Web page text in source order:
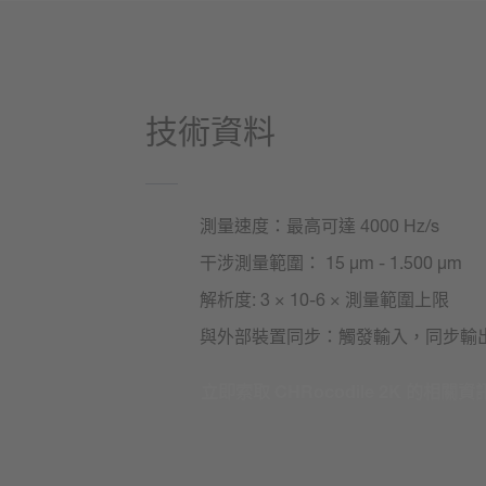
技術資料
測量速度：最高可達 4000 Hz/s
干涉測量範圍： 15 µm - 1.500 µm
解析度: 3 × 10-6 × 測量範圍上限
與外部裝置同步：觸發輸入，同步輸